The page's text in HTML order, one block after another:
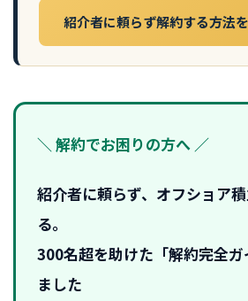
紹介者に頼らず解約する方法
＼ 解約でお困りの方へ ／
紹介者に頼らず、オフショア
る。
300名超を助けた「解約完全
ました